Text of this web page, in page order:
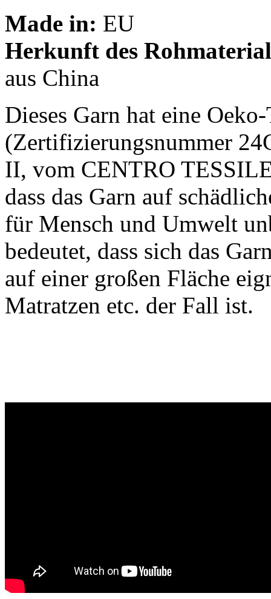
Made in: EU
Herkunft des
aus China
Dieses Garn hat eine
(Zertifizierungsnummer
II, vom CENTRO
dass das Garn auf
für Mensch und Umwelt
bedeutet, dass sich das
auf einer großen Fläche
Matratzen etc. der Fall ist.